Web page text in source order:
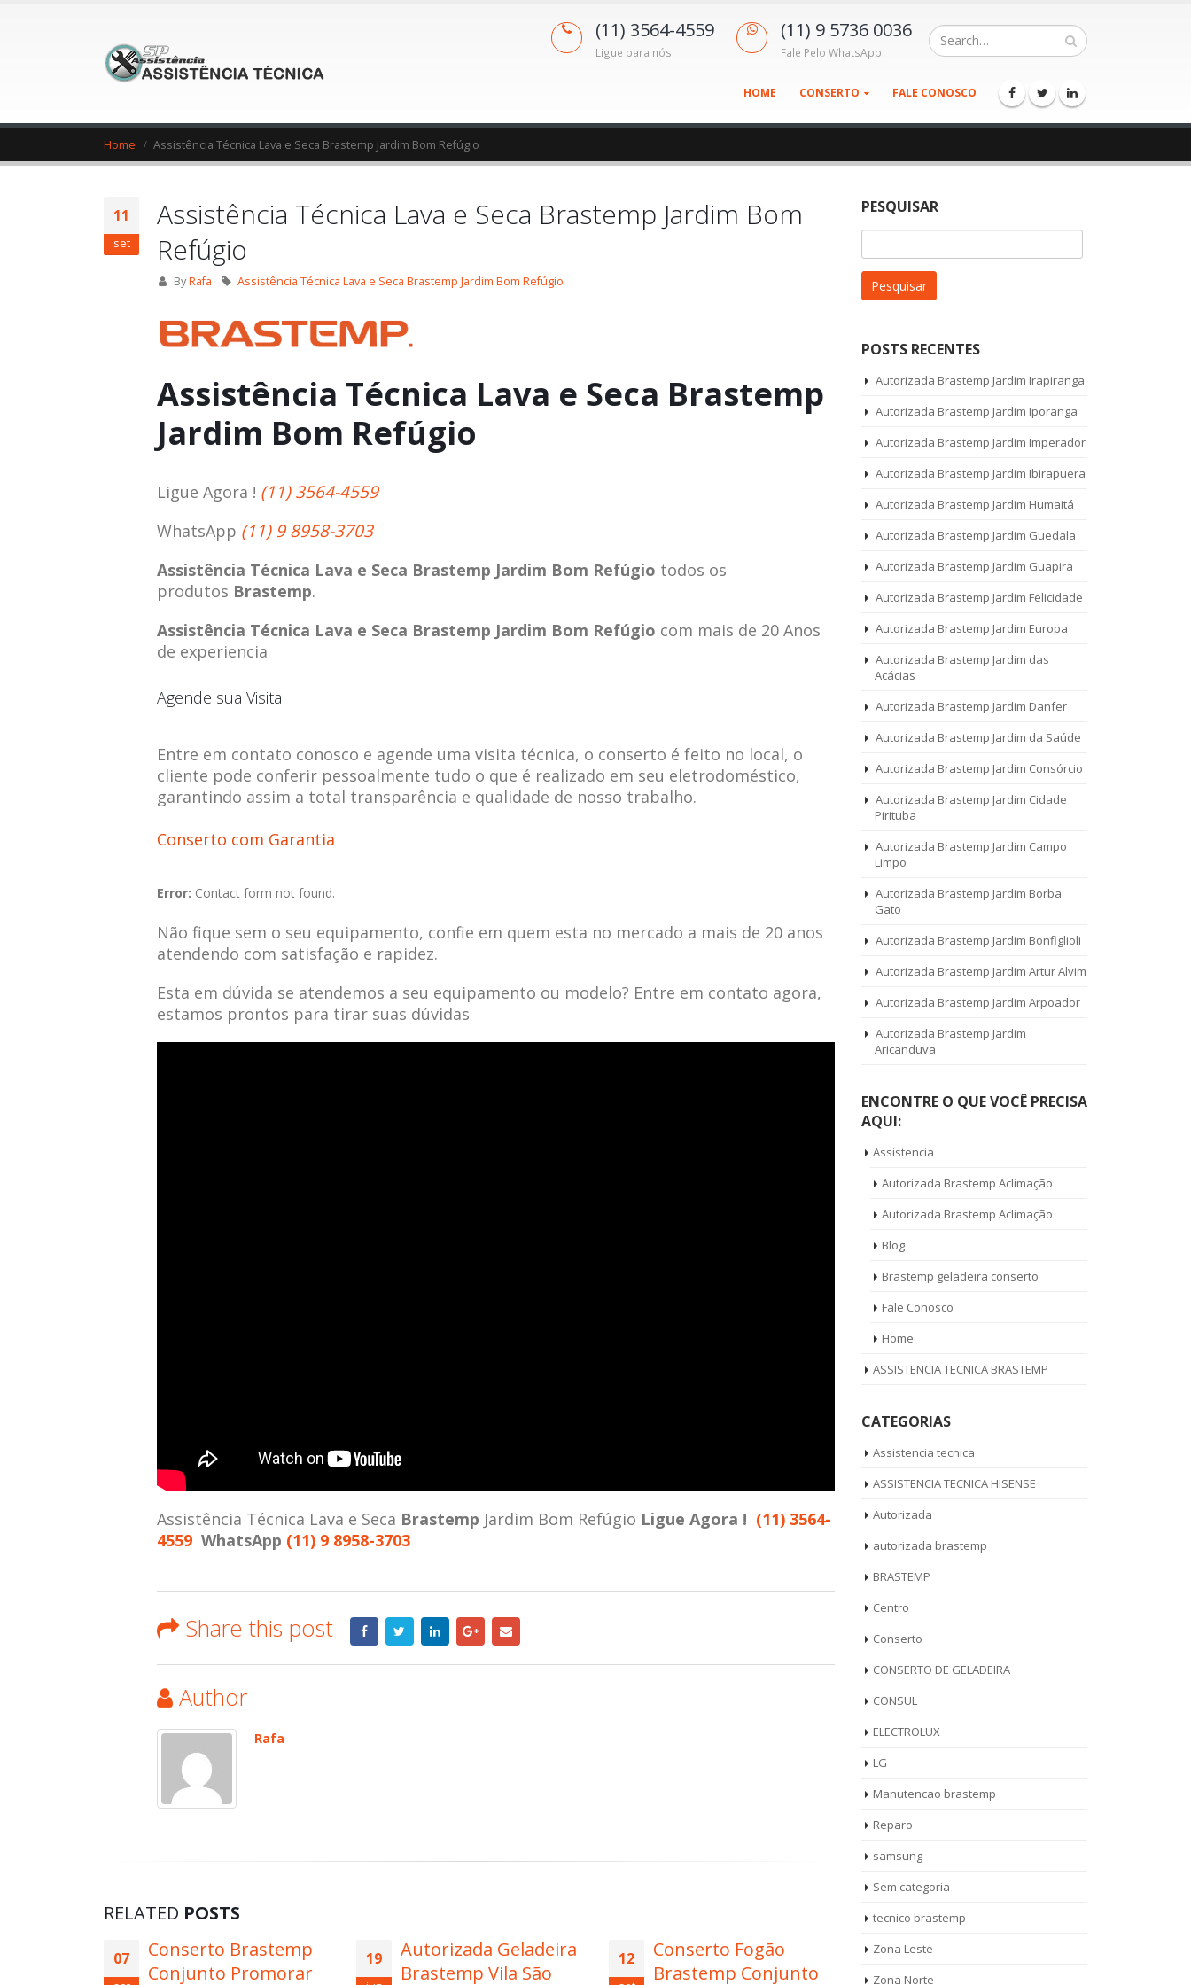
(11) 3564-4559
Ligue para nós
(11) 9 5736 0036
Fale Pelo WhatsApp
HOME CONSERTO FALE CONOSCO
Home Assistência Técnica Lava e Seca Brastemp Jardim Bom Refúgio
11
set
Assistência Técnica Lava e Seca Brastemp Jardim Bom
Refúgio
ByRafa Assistência Técnica Lava e Seca Brastemp Jardim Bom Refúgio
Assistência Técnica Lava e Seca Brastemp
Jardim Bom Refúgio
Ligue Agora ! (11) 3564-4559
WhatsApp (11) 9 8958-3703
Assistência Técnica Lava e Seca Brastemp Jardim Bom Refúgio todos os
produtos Brastemp.
Assistência Técnica Lava e Seca Brastemp Jardim Bom Refúgio com mais de 20 Anos
de experiencia
Agende sua Visita
Entre em contato conosco e agende uma visita técnica, o conserto é feito no local, o
cliente pode conferir pessoalmente tudo o que é realizado em seu eletrodoméstico,
garantindo assim a total transparência e qualidade de nosso trabalho.
Conserto com Garantia
Error: Contact form not found.
Não fique sem o seu equipamento, confie em quem esta no mercado a mais de 20 anos
atendendo com satisfação e rapidez.
Esta em dúvida se atendemos a seu equipamento ou modelo? Entre em contato agora,
estamos prontos para tirar suas dúvidas
Assistência Técnica Lava e Seca Brastemp Jardim Bom Refúgio Ligue Agora ! (11) 3564-
4559 WhatsApp (11) 9 8958-3703
Share this post
Author
Rafa
RELATED POSTS
19
Autorizada Geladeira
Brastemp Vila São
12
Conserto Fogão
Brastemp Conjunto
13
Reparo Ar
Condicionado
11
Autorizada Ar
Condicionado
PESQUISAR
por:
POSTS RECENTES
Autorizada Brastemp Jardim Irapiranga
Autorizada Brastemp Jardim Iporanga
Autorizada Brastemp Jardim Imperador
Autorizada Brastemp Jardim Ibirapuera
Autorizada Brastemp Jardim Humaitá
Autorizada Brastemp Jardim Guedala
Autorizada Brastemp Jardim Guapira
Autorizada Brastemp Jardim Felicidade
Autorizada Brastemp Jardim Europa
Autorizada Brastemp Jardim das
Acácias
Autorizada Brastemp Jardim Danfer
Autorizada Brastemp Jardim da Saúde
Autorizada Brastemp Jardim Consórcio
Autorizada Brastemp Jardim Cidade
Pirituba
Autorizada Brastemp Jardim Campo
Limpo
Autorizada Brastemp Jardim Borba
Gato
Autorizada Brastemp Jardim Bonfiglioli
Autorizada Brastemp Jardim Artur Alvim
Autorizada Brastemp Jardim Arpoador
Autorizada Brastemp Jardim
Aricanduva
ENCONTRE O QUE VOCÊ PRECISA
AQUI:
Assistencia
Autorizada Brastemp Aclimação
Autorizada Brastemp Aclimação
Blog
Brastemp geladeira conserto
Fale Conosco
Home
ASSISTENCIA TECNICA BRASTEMP
CATEGORIAS
Assistencia tecnica
ASSISTENCIA TECNICA HISENSE
Autorizada
autorizada brastemp
BRASTEMP
Centro
Conserto
CONSERTO DE GELADEIRA
CONSUL
ELECTROLUX
LG
Manutencao brastemp
Reparo
samsung
Sem categoria
tecnico brastemp
Zona Leste
Zona Norte